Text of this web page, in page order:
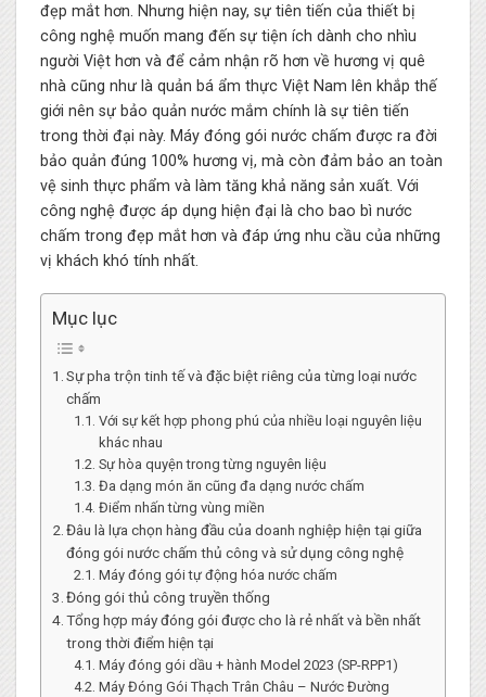
đẹp mắt hơn. Nhưng hiện nay, sự tiên tiến của thiết bị
công nghệ muốn mang đến sự tiện ích dành cho nhìu
người Việt hơn và để cảm nhận rõ hơn về hương vị quê
nhà cũng như là quản bá ẩm thực Việt Nam lên khắp thế
giới nên sự bảo quản nước mắm chính là sự tiên tiến
trong thời đại này. Máy đóng gói nước chấm được ra đời
bảo quản đúng 100% hương vị, mà còn đảm bảo an toàn
vệ sinh thực phẩm và làm tăng khả năng sản xuất. Với
công nghệ được áp dụng hiện đại là cho bao bì nước
chấm trong đẹp mắt hơn và đáp ứng nhu cầu của những
vị khách khó tính nhất.
Mục lục
Sự pha trộn tinh tế và đặc biệt riêng của từng loại nước
chấm
Với sự kết hợp phong phú của nhiều loại nguyên liệu
khác nhau
Sự hòa quyện trong từng nguyên liệu
Đa dạng món ăn cũng đa dạng nước chấm
Điểm nhấn từng vùng miền
Đâu là lựa chọn hàng đầu của doanh nghiệp hiện tại giữa
đóng gói nước chấm thủ công và sử dụng công nghệ
Máy đóng gói tự động hóa nước chấm
Đóng gói thủ công truyền thống
Tổng hợp máy đóng gói được cho là rẻ nhất và bền nhất
trong thời điểm hiện tại
Máy đóng gói dầu + hành Model 2023 (SP-RPP1)
Máy Đóng Gói Thạch Trân Châu – Nước Đường